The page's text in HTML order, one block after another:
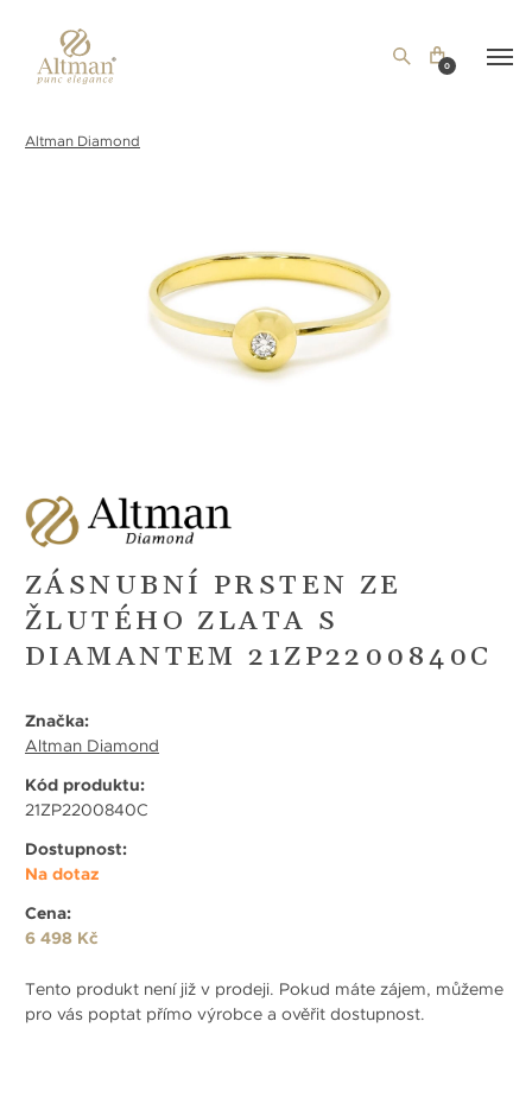
0
Altman Diamond
ZÁSNUBNÍ PRSTEN ZE
ŽLUTÉHO ZLATA S
DIAMANTEM 21ZP2200840C
Značka:
Altman Diamond
Kód produktu:
21ZP2200840C
Dostupnost:
Na dotaz
Cena:
6 498 Kč
Tento produkt není již v prodeji. Pokud máte zájem, můžeme
pro vás poptat přímo výrobce a ověřit dostupnost.